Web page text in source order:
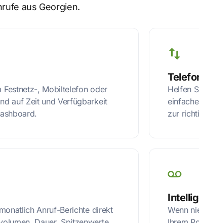
aus Georgien.
Festnetz-, Mobiltelefon oder
auf Zeit und Verfügbarkeit
Helfen
zur
Anruf-Berichte direkt
Wenn